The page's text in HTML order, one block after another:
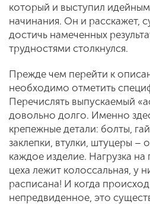
который и выступил
начинания. Он и расскажет,
достичь намеченных
трудностями столкнулся.
Прежде чем перейти к
необходимо отметить
Перечислять выпускаемый
довольно долго. Именно
крепежные детали: болты,
заклепки, втулки, штуцеры –
каждое изделие. Нагрузка на
цеха лежит колоссальная, у
расписана! И когда
непредвиденное, это